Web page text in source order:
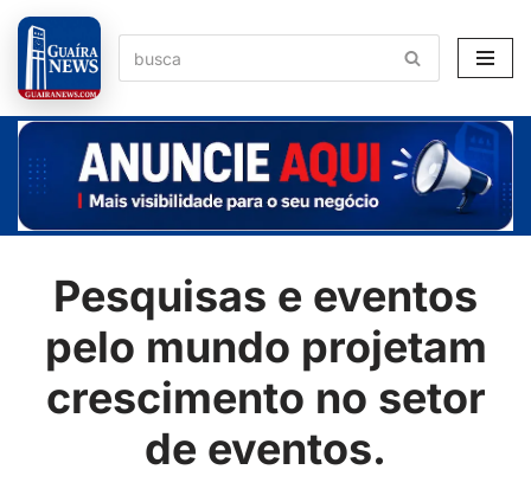
Pular
para
o
conteúdo
Pesquisas e eventos
pelo mundo projetam
crescimento no setor
de eventos.